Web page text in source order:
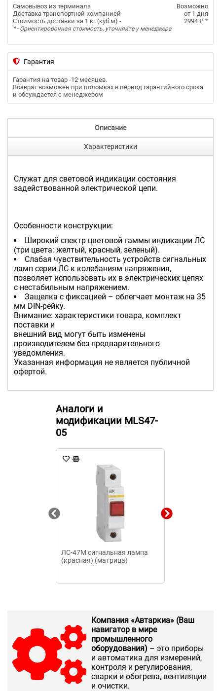
Самовывоз из терминала
Возможно
Доставка транспортной компанией
от 1 дня
Стоимость доставки за 1 кг (куб.м) -
2994 ₽ *
* - Ориентировочная стоимость, уточняйте у менеджера
Гарантия
Гарантия на товар -12 месяцев.
Возврат возможен при поломках в период гарантийного срока
и обсуждается с менеджером
Описание
Характеристики
Служат для световой индикации состояния
задействованной электрической цепи.
Особенности конструкции:
Широкий спектр цветовой гаммы индикации ЛС
(три цвета: желтый, красный, зеленый).
Слабая чувствительность устройств сигнальных
ламп серии ЛС к колебаниям напряжения,
позволяет использовать их в электрических цепях
с нестабильным напряжением.
Защелка с фиксацией – облегчает монтаж на 35
мм DIN-рейку.
Внимание: характеристики товара, комплект
поставки и
внешний вид могут быть изменены
производителем без предварительного
уведомления.
Указанная информация не является публичной
офертой.
Аналоги и
модификации MLS47-
05
ЛС-47М сигнальная лампа
(красная) (матрица)
Компания «Автаркиа» (Ваш
навигатор в мире
промышленного
оборудования) – это приборы
и автоматика для измерений,
контроля и регулирования,
сварки и обогрева, вентиляции
и очистки.